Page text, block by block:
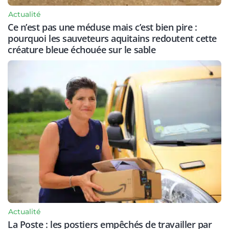
Actualité
Ce n’est pas une méduse mais c’est bien pire :
pourquoi les sauveteurs aquitains redoutent cette
créature bleue échouée sur le sable
Actualité
La Poste : les postiers empêchés de travailler par